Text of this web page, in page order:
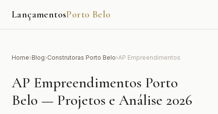
LançamentosPorto Belo
Home›Blog›Construtoras Porto Belo›AP Empreendimentos
AP Empreendimentos Porto
Belo — Projetos e Análise 2026